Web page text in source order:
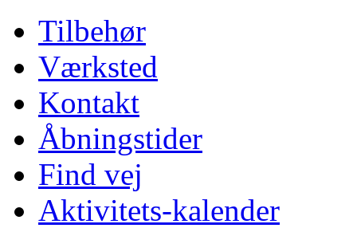
Tilbehør
Værksted
Kontakt
Åbningstider
Find vej
Aktivitets-kalender